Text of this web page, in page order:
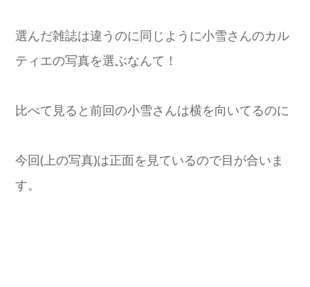
選んだ雑誌は違うのに同じように小雪さんのカル
ティエの写真を選ぶなんて！
比べて見ると前回の小雪さんは横を向いてるのに
今回(上の写真)は正面を見ているので目が合いま
す。